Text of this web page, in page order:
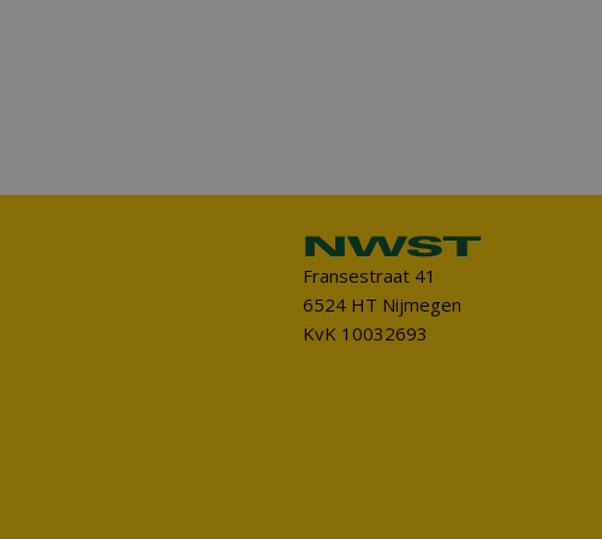
Fransestraat 41
6524 HT Nijmegen
KvK 10032693